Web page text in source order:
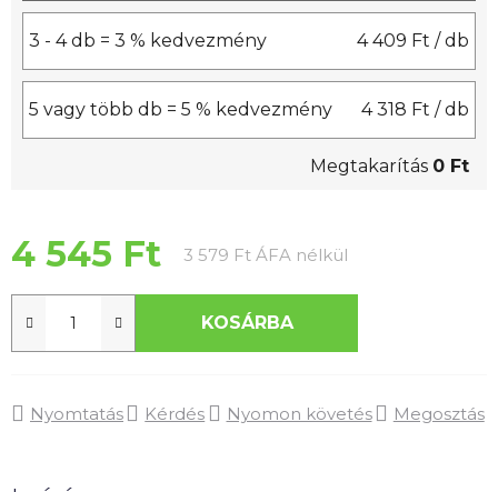
3 - 4 db = 3 % kedvezmény 4 409 Ft / db
5 vagy több db = 5 % kedvezmény 4 318 Ft / db
Megtakarítás 0 Ft
4 545 Ft 3 579 Ft ÁFA nélkül
KOSÁRBA
Nyomtatás Kérdés Nyomon követés Megosztás